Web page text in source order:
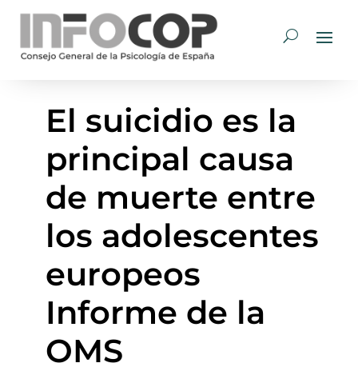
El suicidio es la
principal causa
de muerte entre
los adolescentes
europeos 
Informe de la
OMS